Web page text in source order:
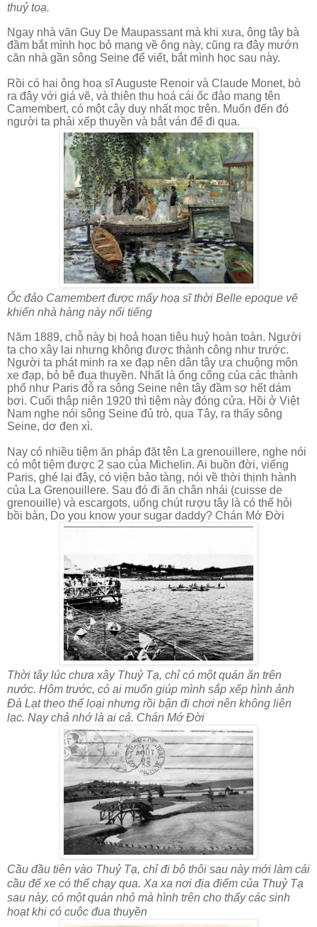
thuỷ toạ.
Ngay nhà văn Guy De Maupassant mà khi xưa, ông tây bà
đầm bắt mình học bỏ mạng về ông này, cũng ra đây mướn
căn nhà gần sông Seine để viết, bắt mình học sau này.
Rồi có hai ông hoạ sĩ Auguste Renoir và Claude Monet, bò
ra đây với giá vẽ, và thiên thu hoá cái ốc đảo mang tên
Camembert, có một cây duy nhất mọc trên. Muốn đến đó
người ta phải xếp thuyền và bắt ván để đi qua.
Ốc đảo Camembert được mấy hoạ sĩ thời Belle epoque vẽ
khiến nhà hàng này nổi tiếng
Năm 1889, chỗ này bị hoả hoạn tiêu huỷ hoàn toàn. Người
ta cho xây lại nhưng không được thành công như trước.
Người ta phát minh ra xe đạp nên dân tây ưa chuộng môn
xe đạp, bỏ bê đua thuyền. Nhất là ống cống của các thành
phố như Paris đỗ ra sông Seine nên tây đầm sợ hết dám
bơi. Cuối thập niên 1920 thì tiệm này đóng cửa. Hồi ở Việt
Nam nghe nói sông Seine đủ trò, qua Tây, ra thấy sông
Seine, dơ đen xì.
Nay có nhiều tiệm ăn pháp đặt tên La grenouillere, nghe nói
có một tiệm được 2 sao của Michelin. Ai buồn đời, viếng
Paris, ghé lại đây, có viện bảo tàng, nói về thời thịnh hành
của La Grenouillere. Sau đó đi ăn chân nhái (cuisse de
grenouille) và escargots, uống chút rượu tây là có thể hỏi
bồi bàn, Do you know your sugar daddy? Chán Mớ Đời
Thời tây lúc chưa xây Thuỷ Tạ, chỉ có một quán ăn trên
nước. Hôm trước, có ai muốn giúp mình sắp xếp hình ảnh
Đà Lạt theo thể loại nhưng rồi bận đi chơi nên không liên
lạc. Nay chả nhớ là ai cả. Chán Mớ Đời
Cầu đầu tiên vào Thuỷ Tạ, chỉ đi bộ thôi sau này mới làm cái
cầu để xe có thể chạy qua. Xa xa nơi địa điểm của Thuỷ Tạ
sau này, có một quán nhỏ mà hình trên cho thấy các sinh
hoạt khi có cuộc đua thuyền